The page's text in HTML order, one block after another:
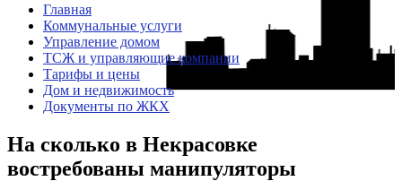
Главная
Коммунальные услуги
Управление домом
ТСЖ и управляющие компании
Тарифы и цены
Дом и недвижимость
Документы по ЖКХ
На сколько в Некрасовке
востребованы манипуляторы